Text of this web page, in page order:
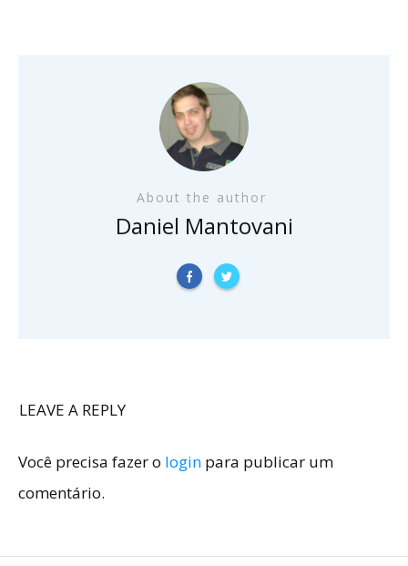
About the author
Daniel Mantovani
LEAVE A REPLY
Você precisa fazer o login para publicar um
comentário.